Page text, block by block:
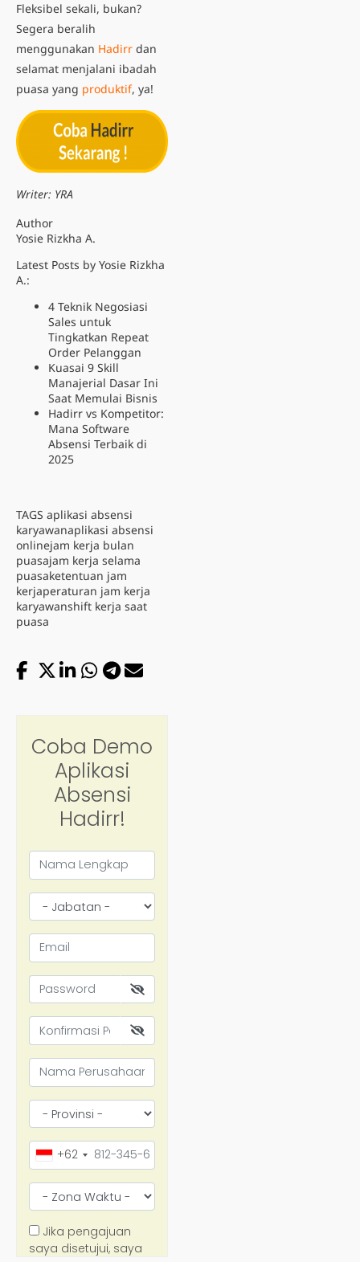
Fleksibel sekali, bukan?
Segera beralih
menggunakan Hadirr dan
selamat menjalani ibadah
puasa yang produktif, ya!
Writer: YRA
Author
Yosie Rizkha A.
Latest Posts by Yosie Rizkha
A.:
4 Teknik Negosiasi
Sales untuk
Tingkatkan Repeat
Order Pelanggan
Kuasai 9 Skill
Manajerial Dasar Ini
Saat Memulai Bisnis
Hadirr vs Kompetitor:
Mana Software
Absensi Terbaik di
2025
TAGS aplikasi absensi
karyawanaplikasi absensi
onlinejam kerja bulan
puasajam kerja selama
puasaketentuan jam
kerjaperaturan jam kerja
karyawanshift kerja saat
puasa